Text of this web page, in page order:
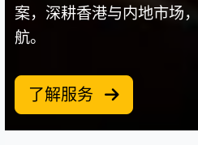
案，深耕香港与内地市场
航。
了解服务